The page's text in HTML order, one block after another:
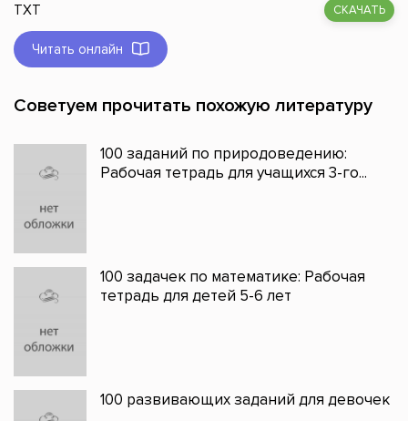
TXT СКАЧАТЬ
Читать онлайн
Советуем прочитать похожую литературу
100 заданий по природоведению:
Рабочая тетрадь для учащихся 3-го...
100 задачек по математике: Рабочая
тетрадь для детей 5-6 лет
100 развивающих заданий для девочек